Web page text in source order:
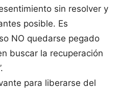
sin resolver y
posible. Es
NO quedarse pegado
buscar la recuperación
para liberarse del